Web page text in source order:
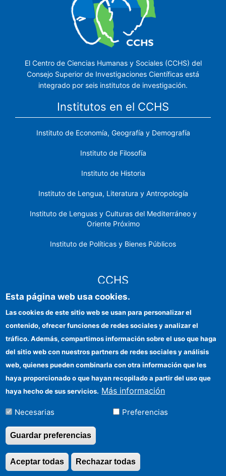
El Centro de Ciencias Humanas y Sociales (CCHS) del
Consejo Superior de Investigaciones Científicas está
integrado por seis institutos de investigación.
Institutos en el CCHS
Instituto de Economía, Geografía y Demografía
Instituto de Filosofía
Instituto de Historia
Instituto de Lengua, Literatura y Antropología
Instituto de Lenguas y Culturas del Mediterráneo y
Oriente Próximo
Instituto de Políticas y Bienes Públicos
CCHS
Identidad institucional
Ayudas FEDER
Organismos financiadores
Contacto
Cómo llegar
©Copyright 2026 Todos los derechos reservados
Esta página web usa cookies.
Las cookies de este sitio web se usan para personalizar el
contenido, ofrecer funciones de redes sociales y analizar el
tráfico. Además, compartimos información sobre el uso que haga
del sitio web con nuestros partners de redes sociales y análisis
web, quienes pueden combinarla con otra información que les
haya proporcionado o que hayan recopilado a partir del uso que
haya hecho de sus servicios. Más información
Necesarias Preferencias
Guardar preferencias
Rechazar todas
Aceptar todas